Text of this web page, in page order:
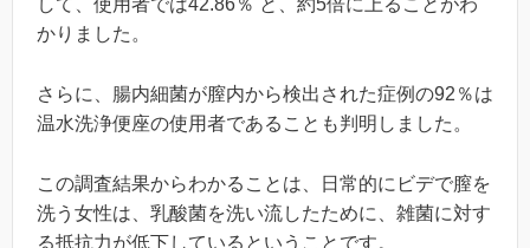
して、使用者では42.86％ と、約5倍に上ることがわ
かりました。
さらに、腸内細菌が膣内から検出された症例の92％は
温水洗浄便座の使用者であることも判明しました。
この調査結果からわかることは、日常的にビデで膣を
洗う女性は、乳酸菌を洗い流したために、雑菌に対す
る抵抗力が低下しているということです。